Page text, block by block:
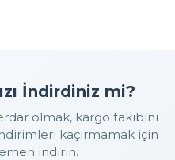
İndirdiniz mi?
olmak, kargo takibini
kaçırmamak için
indirin.